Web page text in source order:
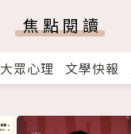
焦點閱讀
大眾心理 文學快報